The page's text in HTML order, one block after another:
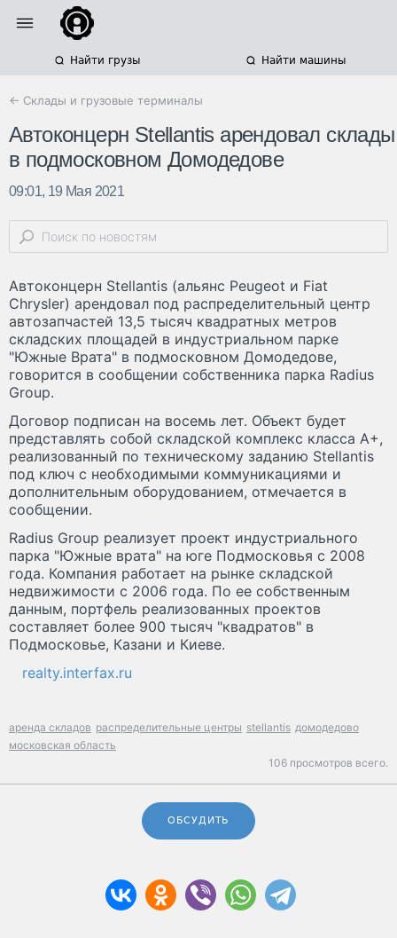
Найти грузы Найти машины
← Склады и грузовые терминалы
Автоконцерн Stellantis арендовал склады
в подмосковном Домодедове
09:01, 19 Мая 2021
Автоконцерн Stellantis (альянс Peugeot и Fiat
Chrysler) арендовал под распределительный центр
автозапчастей 13,5 тысяч квадратных метров
складских площадей в индустриальном парке
"Южные Врата" в подмосковном Домодедове,
говорится в сообщении собственника парка Radius
Group.
Договор подписан на восемь лет. Объект будет
представлять собой складской комплекс класса А+,
реализованный по техническому заданию Stellantis
под ключ с необходимыми коммуникациями и
дополнительным оборудованием, отмечается в
сообщении.
Radius Group реализует проект индустриального
парка "Южные врата" на юге Подмосковья с 2008
года. Компания работает на рынке складской
недвижимости с 2006 года. По ее собственным
данным, портфель реализованных проектов
составляет более 900 тысяч "квадратов" в
Подмосковье, Казани и Киеве.
realty.interfax.ru
аренда складов распределительные центры stellantis домодедово
московская область
106 просмотров всего.
ОБСУДИТЬ